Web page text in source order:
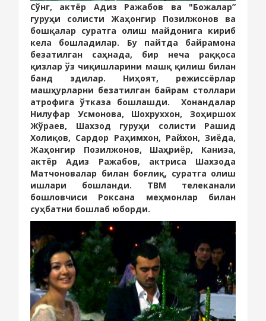
Сўнг, актёр Адиз Ражабов ва "Божалар”
гуруҳи солисти Жаҳонгир Позилжонов ва
бошқалар суратга олиш майдонига кириб
кела бошладилар. Бу пайтда байрамона
безатилган саҳнада, бир неча раққоса
қизлар ўз чиқишларини машқ қилиш билан
банд эдилар. Ниҳоят, режиссёрлар
машҳурларни безатилган байрам столлари
атрофига ўтказа бошлашди.
Хонандалар
Нилуфар Усмонова, Шохруххон, Зоҳиршох
Жўраев, Шахзод гуруҳи солисти Рашид
Холиқов, Сардор Раҳимхон, Райхон, Зиёда,
Жаҳонгир Позилжонов, Шаҳриёр, Каниза,
актёр Адиз Ражабов, актриса Шахзода
Матчоновалар билан боғлиқ, суратга олиш
ишлари бошланди. ТВМ телеканали
бошловчиси Роксана меҳмонлар билан
суҳбатни бошлаб юборди.